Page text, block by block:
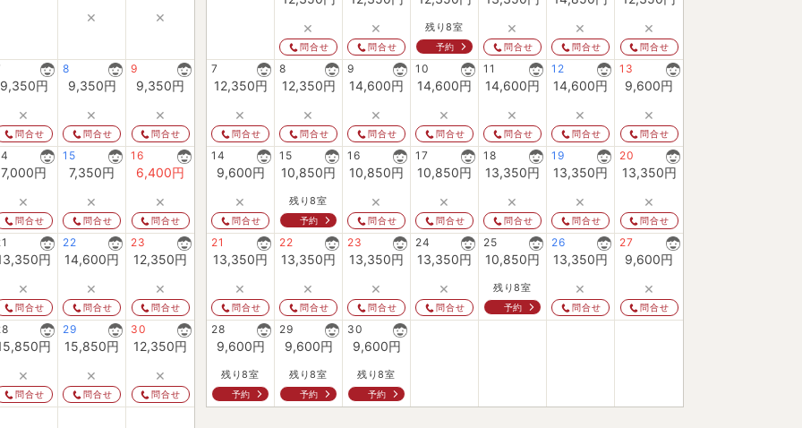
× ×
9,350円
×
問合せ
8
9,350円
×
問合せ
9
9,350円
×
問合せ
7,000円
×
問合せ
15
7,350円
×
問合せ
16
6,400円
×
問合せ
円
×
問合せ
22
14,600円
×
問合せ
23
12,350円
×
問合せ
円
×
問合せ
29
15,850円
×
問合せ
30
12,350円
×
問合せ
×
問合せ
×
問合せ
残り8室
予約
×
問合せ
×
問合せ
×
問合せ
7
12,350円
×
問合せ
8
12,350円
×
問合せ
9
14,600円
×
問合せ
10
14,600円
×
問合せ
11
14,600円
×
問合せ
12
14,600円
×
問合せ
13
9,600円
×
問合せ
14
9,600円
×
問合せ
15
10,850円
残り8室
予約
16
10,850円
×
問合せ
17
10,850円
×
問合せ
18
13,350円
×
問合せ
19
13,350円
×
問合せ
20
13,350円
×
問合せ
21
13,350円
×
問合せ
22
13,350円
×
問合せ
23
13,350円
×
問合せ
24
13,350円
×
問合せ
25
10,850円
残り8室
予約
26
13,350円
×
問合せ
27
9,600円
×
問合せ
28
9,600円
残り8室
予約
29
9,600円
残り8室
予約
30
9,600円
残り8室
予約